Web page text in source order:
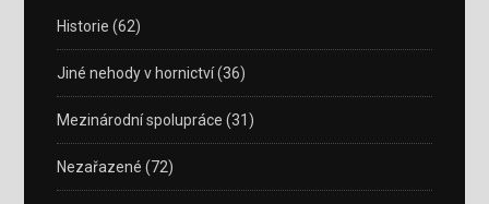
Historie (62)
Jiné nehody v hornictví(36)
Mezinárodní spolupráce (31)
Nezařazené (72)